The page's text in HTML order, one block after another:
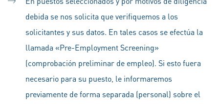
debida se nos solicita que verifiquemos a los
solicitantes y sus datos. En tales casos se efectúa la
llamada «Pre-Employment Screening»
(comprobación preliminar de empleo). Si esto fuera
necesario para su puesto, le informaremos
previamente de forma separada (personal) sobre el